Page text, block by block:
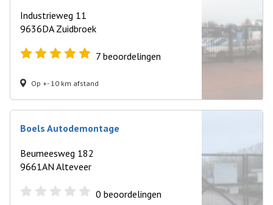
Industrieweg 11
9636DA Zuidbroek
7 beoordelingen
Op +- 10 km afstand
Boels Autodemontage
Beumeesweg 182
9661AN Alteveer
0 beoordelingen